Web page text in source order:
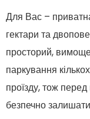
Для Вас –
гектари та
просторий,
паркування
проїзду, тож
безпечно